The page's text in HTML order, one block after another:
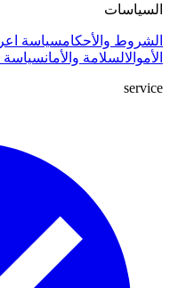
السياسات
الشروط والأحكامسياسة
الأموالالسلامة والأمانسياسة
service